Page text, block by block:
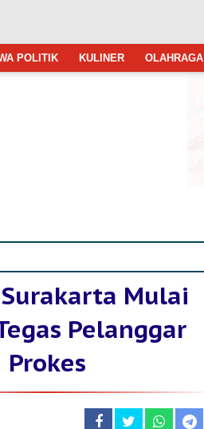
POLITIK KULINER OLAHRAGA
Mulai
Pelanggar
Prokes